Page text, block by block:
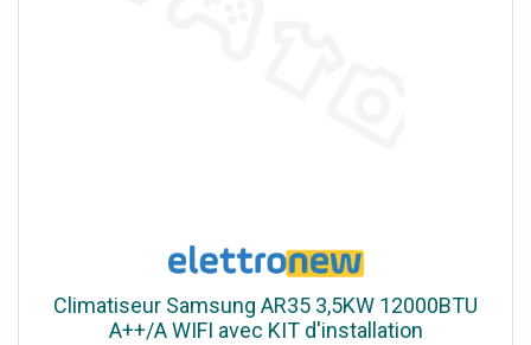
Climatiseur Samsung AR35 3,5KW 12000BTU
A++/A WIFI avec KIT d'installation